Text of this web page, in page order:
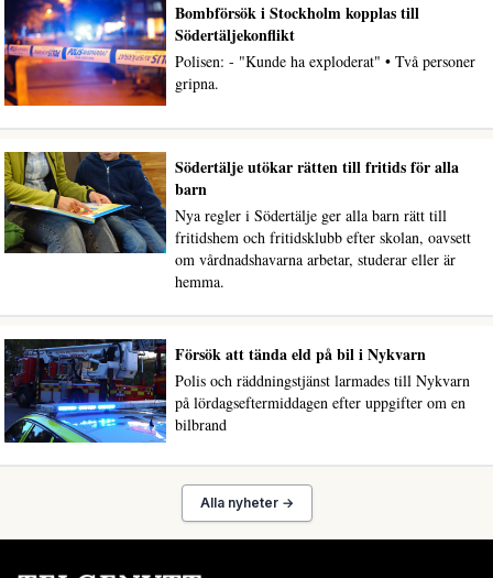
Bombförsök i Stockholm kopplas till
Södertäljekonflikt
Polisen: - "Kunde ha exploderat" • Två personer
gripna.
Södertälje utökar rätten till fritids för alla
barn
Nya regler i Södertälje ger alla barn rätt till
fritidshem och fritidsklubb efter skolan, oavsett
om vårdnadshavarna arbetar, studerar eller är
hemma.
Försök att tända eld på bil i Nykvarn
Polis och räddningstjänst larmades till Nykvarn
på lördagseftermiddagen efter uppgifter om en
bilbrand
Alla nyheter →